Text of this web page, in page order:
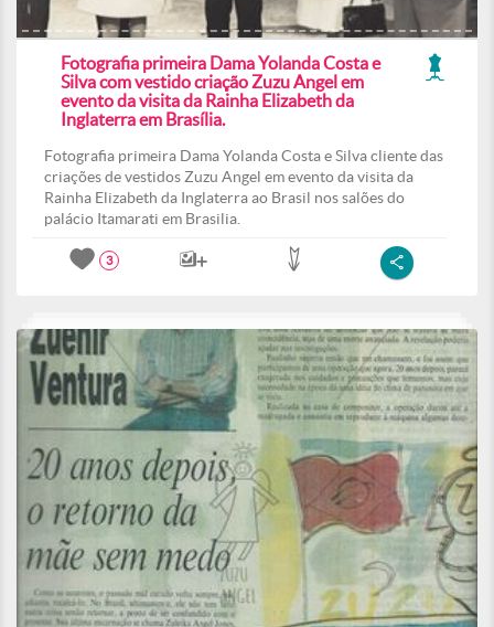
Fotografia primeira Dama Yolanda Costa e
Silva com vestido criação Zuzu Angel em
evento da visita da Rainha Elizabeth da
Inglaterra em Brasília.
Fotografia primeira Dama Yolanda Costa e Silva cliente das
criações de vestidos Zuzu Angel em evento da visita da
Rainha Elizabeth da Inglaterra ao Brasil nos salões do
palácio Itamarati em Brasilia.
3